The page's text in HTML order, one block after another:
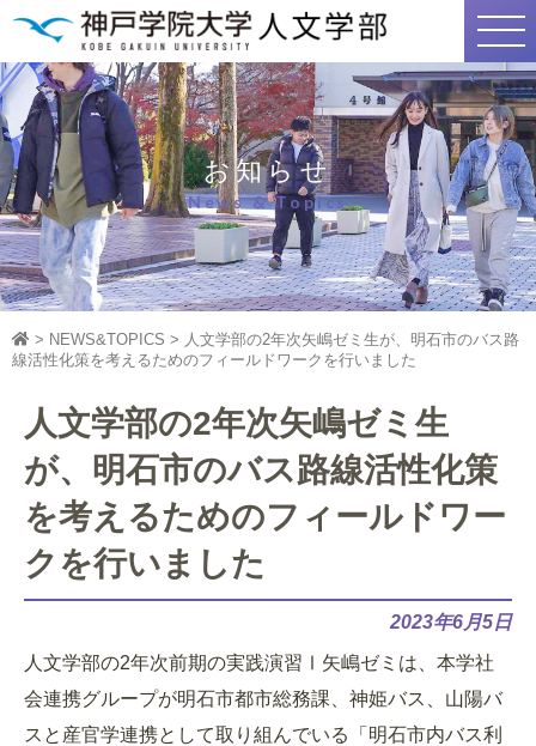
お知らせ
News & Topics
> NEWS&TOPICS > 人文学部の2年次矢嶋ゼミ生が、明石市のバス路
線活性化策を考えるためのフィールドワークを行いました
人文学部の2年次矢嶋ゼミ生
が、明石市のバス路線活性化策
を考えるためのフィールドワー
クを行いました
2023年6月5日
人文学部の2年次前期の実践演習Ⅰ矢嶋ゼミは、本学社
会連携グループが明石市都市総務課、神姫バス、山陽バ
スと産官学連携として取り組んでいる「明石市内バス利